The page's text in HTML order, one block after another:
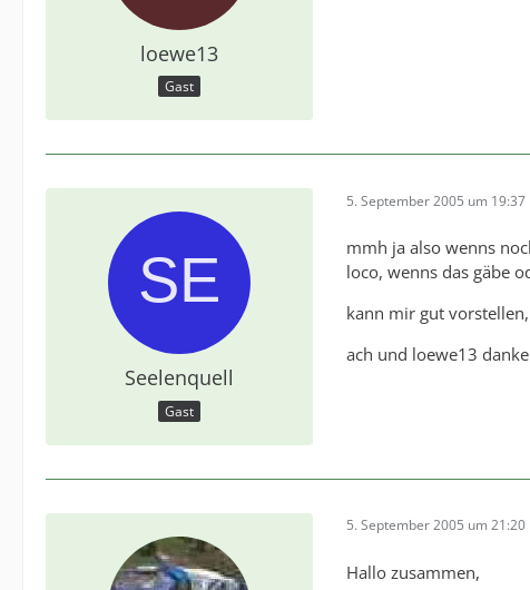
loewe13
Gast
Seelenquell
Gast
5. September 2005 um 19:37
mmh ja also wenns
loco, wenns das gäbe
kann mir gut
ach und loewe13
5. September 2005 um 21:20
Hallo zusammen,